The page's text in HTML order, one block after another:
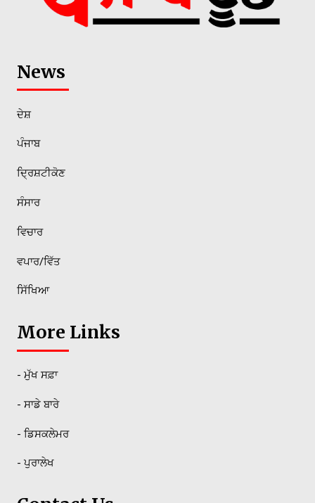
News
ਦੇਸ਼
ਪੰਜਾਬ
ਦ੍ਰਿਸ਼ਟੀਕੋਣ
ਸੰਸਾਰ
ਵਿਚਾਰ
ਵਪਾਰ/ਵਿੱਤ
ਸਿੱਖਿਆ
More Links
- ਮੁੱਖ ਸਫ਼ਾ
- ਸਾਡੇ ਬਾਰੇ
- ਡਿਸਕਲੇਮਰ
- ਪੁਰਾਲੇਖ